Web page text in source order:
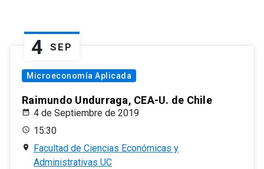
4 SEP
Microeconomía Aplicada
Raimundo Undurraga, CEA-U. de Chile
4 de Septiembre de 2019
15:30
Facultad de Ciencias Económicas y
Administrativas UC